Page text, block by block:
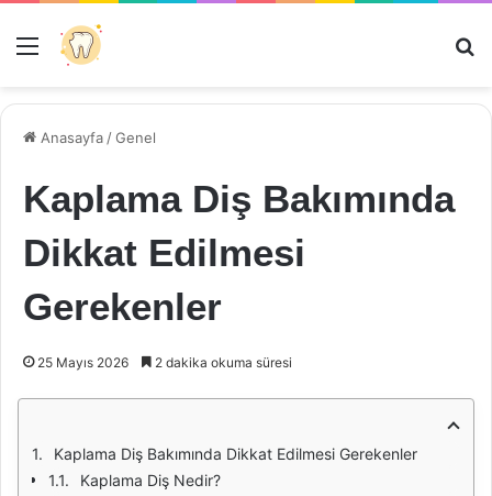
Menü
Anasayfa /Genel
Kaplama Diş Bakımında
Dikkat Edilmesi
Gerekenler
25 Mayıs 2026 2 dakika okuma süresi
Kaplama Diş Bakımında Dikkat Edilmesi Gerekenler
Kaplama Diş Nedir?